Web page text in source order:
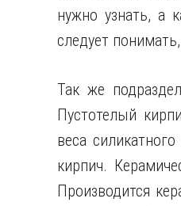
нужно узнать, а
следует
Так же
Пустотелый
веса
кирпич.
Производится